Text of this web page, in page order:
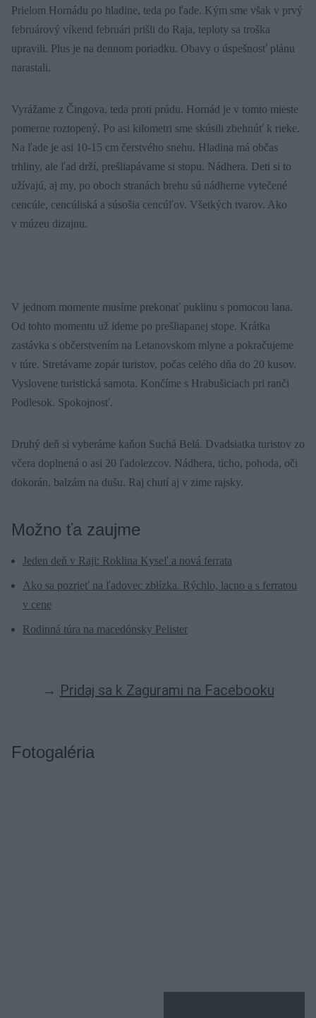
Prielom Hornádu po hladine, teda po ľade. Kým sme však v prvý
februárový víkend februári prišli do Raja, teploty sa troška
upravili. Plus je na dennom poriadku. Obavy o úspešnosť plánu
narastali.
Vyrážame z Čingova, teda proti prúdu. Hornád je v tomto mieste
pomerne roztopený. Po asi kilometri sme skúsili zbehnúť k rieke.
Na ľade je asi 10-15 cm čerstvého snehu. Hladina má občas
trhliny, ale ľad drží, prešliapávame si stopu. Nádhera. Deti si to
užívajú, aj my, po oboch stranách brehu sú nádherne vytečené
cencúle, cencúliská a súsošia cencúľov. Všetkých tvarov. Ako
v múzeu dizajnu.
V jednom momente musíme prekonať puklinu s pomocou lana.
Od tohto momentu už ideme po prešliapanej stope. Krátka
zastávka s občerstvením na Letanovskom mlyne a pokračujeme
v túre. Stretávame zopár turistov, počas celého dňa do 20 kusov.
Vyslovene turistická samota. Končíme s Hrabušiciach pri ranči
Podlesok. Spokojnosť.
Druhý deň si vyberáme kaňon Suchá Belá. Dvadsiatka turistov zo
včera doplnená o asi 20 ľadolezcov. Nádhera, ticho, pohoda, oči
dokorán, balzám na dušu. Raj chutí aj v zime rajsky.
Možno ťa zaujme
Jeden deň v Raji: Roklina Kyseľ a nová ferrata
Ako sa pozrieť na ľadovec zblízka. Rýchlo, lacno a s ferratou
v cene
Rodinná túra na macedónsky Pelister
→ Pridaj sa k Zagurami na Facebooku
Fotogaléria